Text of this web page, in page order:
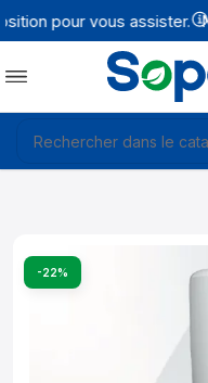
pour vous assister.
-22%